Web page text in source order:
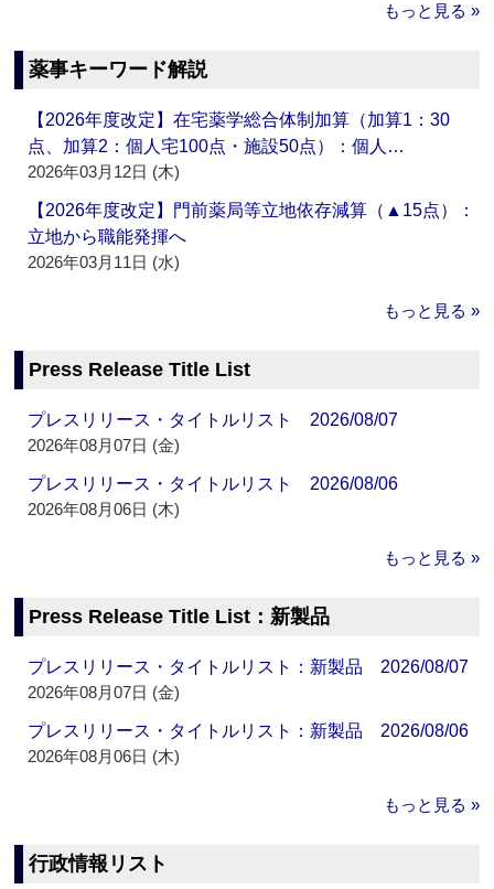
もっと見る »
薬事キーワード解説
【2026年度改定】在宅薬学総合体制加算（加算1：30
点、加算2：個人宅100点・施設50点）：個人…
2026年03月12日 (木)
【2026年度改定】門前薬局等立地依存減算（▲15点）：
立地から職能発揮へ
2026年03月11日 (水)
もっと見る »
Press Release Title List
プレスリリース・タイトルリスト 2026/08/07
2026年08月07日 (金)
プレスリリース・タイトルリスト 2026/08/06
2026年08月06日 (木)
もっと見る »
Press Release Title List：新製品
プレスリリース・タイトルリスト：新製品 2026/08/07
2026年08月07日 (金)
プレスリリース・タイトルリスト：新製品 2026/08/06
2026年08月06日 (木)
もっと見る »
行政情報リスト